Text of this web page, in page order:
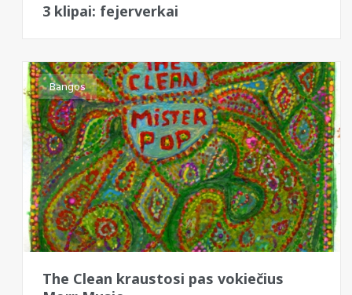
3 klipai: fejerverkai
Bangos
The Clean kraustosi pas vokiečius